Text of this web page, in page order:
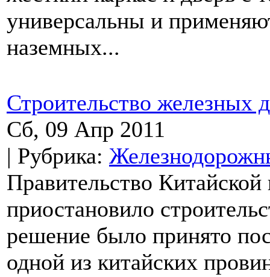
универсальны и
наземных...
Строительство железных
Сб, 09 Апр 2011
| Рубрика:
Правительство
приостановило
решение было принято
одной из китайских